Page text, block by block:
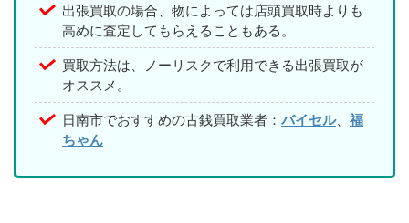
出張買取の場合、物によっては店頭買取時よりも
高めに査定してもらえることもある。
買取方法は、ノーリスクで利用できる出張買取が
オススメ。
日南市でおすすめの古銭買取業者： バイセル、 福
ちゃん